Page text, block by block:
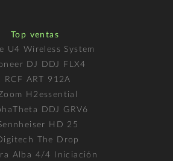
Top ventas
U4 Wireless System
DJ DDJ FLX4
RCF ART 912A
H2essential
DDJ GRV6
HD 25
The Drop
Alba 4/4 Iniciación